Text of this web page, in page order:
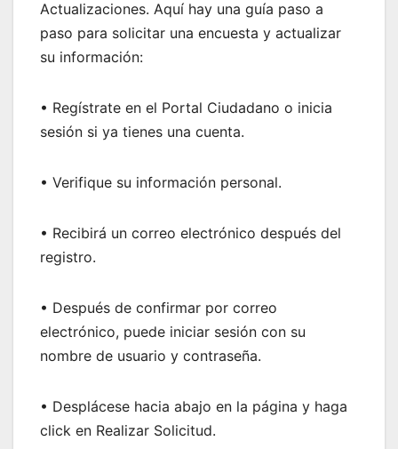
Actualizaciones. Aquí hay una guía paso a
paso para solicitar una encuesta y actualizar
su información:
• Regístrate en el Portal Ciudadano o inicia
sesión si ya tienes una cuenta.
• Verifique su información personal.
• Recibirá un correo electrónico después del
registro.
• Después de confirmar por correo
electrónico, puede iniciar sesión con su
nombre de usuario y contraseña.
• Desplácese hacia abajo en la página y haga
click en Realizar Solicitud.